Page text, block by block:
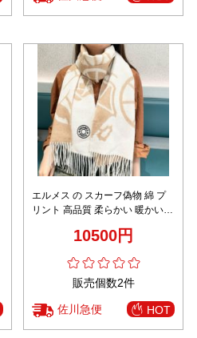
エルメス の スカーフ偽物 綿 プ
リント 高品質 柔らかい 暖かい
10500円
販売個数2件
佐川急便 HOT